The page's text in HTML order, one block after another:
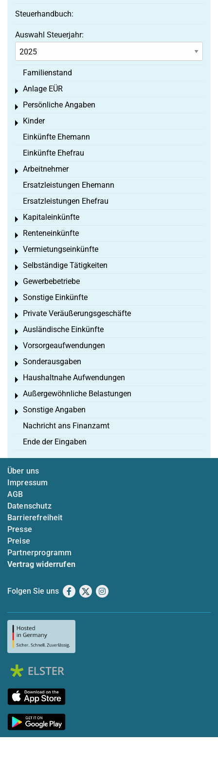
Steuerhandbuch:
Auswahl Steuerjahr:
Familienstand
Anlage EÜR
Toggle menu
Persönliche Angaben
Toggle menu
Kinder
Toggle menu
Einkünfte Ehemann
Einkünfte Ehefrau
Arbeitnehmer
Toggle menu
Ersatzleistungen Ehemann
Ersatzleistungen Ehefrau
Kapitaleinkünfte
Toggle menu
Renteneinkünfte
Toggle menu
Vermietungseinkünfte
Toggle menu
Selbständige Tätigkeiten
Toggle menu
Gewerbebetriebe
Toggle menu
Sonstige Einkünfte
Toggle menu
Private Veräußerungsgeschäfte
Toggle menu
Ausländische Einkünfte
Toggle menu
Vorsorgeaufwendungen
Toggle menu
Sonderausgaben
Toggle menu
Haushaltnahe Aufwendungen
Toggle menu
Außergewöhnliche Belastungen
Toggle menu
Sonstige Angaben
Toggle menu
Nachricht ans Finanzamt
Ende der Eingaben
Über uns
Impressum
AGB
Datenschutz
Barrierefreiheit
Presse
Preise
Partnerprogramm
Vertrag widerrufen
Folgen Sie uns Facebook
X Instagram